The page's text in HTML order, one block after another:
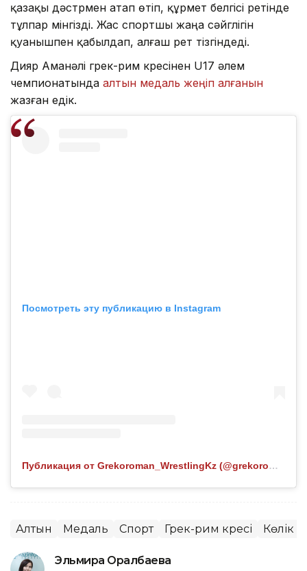
қазақы дәстүрмен атап өтіп, құрмет белгісі ретінде
тұлпар мінгізді. Жас спортшы жаңа сәйгүлігін
қуанышпен қабылдап, алғаш рет тізгіндеді.
Дияр Аманәлі грек-рим күресінен U17 әлем
чемпионатында алтын медаль жеңіп алғанын
жазған едік.
Посмотреть эту публикацию в Instagram
Публикация от Grekoroman_WrestlingKz (@grekoroman_wrestlingkz)
Алтын Медаль Спорт Грек-рим күресі Көлік
Эльмира Оралбаева